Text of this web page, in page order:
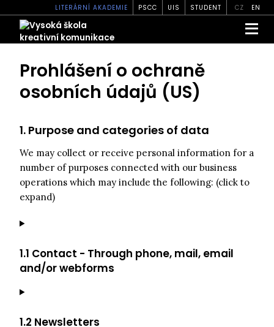
LITERÁRNÍ AKADEMIE PSCC UIS STUDENT CZ EN
Prohlášení o ochraně
osobních údajů (US)
1. Purpose and categories of data
We may collect or receive personal information for a
number of purposes connected with our business
operations which may include the following: (click to
expand)
1.1 Contact - Through phone, mail, email
and/or webforms
1.2 Newsletters